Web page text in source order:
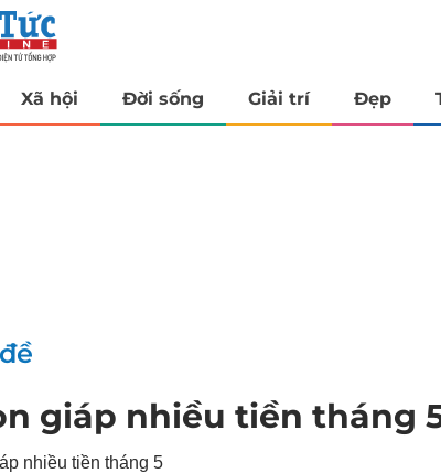
Xã hội Đời sống Giải trí Đẹp
giáp nhiều tiền tháng
nhiều tiền tháng 5